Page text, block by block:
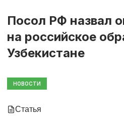
Посол РФ назвал
на российское
Узбекистане
НОВОСТИ
Статья